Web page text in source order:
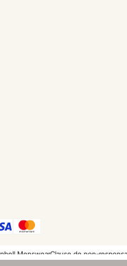
MenswearClause de non-